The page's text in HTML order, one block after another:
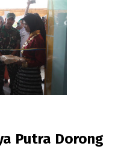
Putra Dorong